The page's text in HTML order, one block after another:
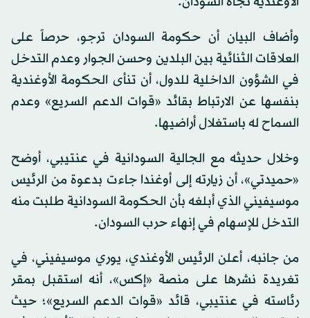
وأضاف البيان أن حكومة السودان ترجو، حرصاً على
العلاقات الثنائية بين البلدين وحسن الجوار وعدم التدخل
في الشؤون الداخلية للدول، أن تنأى الحكومة الأوغندية
بنفسها عن الارتباط بقائد «قوات الدعم السريع» وعدم
السماح له باستغلال أراضيها.
وخلال حديثه مع الجالية السودانية في عنتيبي، أوضح
«حميدتي»، أن زيارته إلى أوغندا جاءت بدعوة من الرئيس
موسيفيني الذي أبلغه بأن الحكومة السودانية طلبت منه
التدخل للإسهام في إنهاء حرب السودان.
من جانبه، أعلن الرئيس الأوغندي، يوري موسيفيني، في
تغريدة نشرها على منصة «إكس»، أنه استقبل بمقر
رئاسته في عنتيبي، قائد «قوات الدعم السريع»؛ حيث